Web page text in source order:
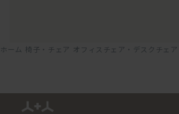
ホーム 椅子・チェア オフィスチェア・デスクチェア